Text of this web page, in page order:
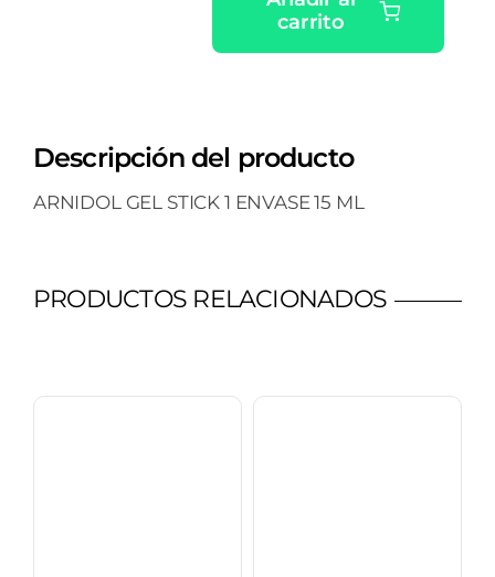
ENVASE
carrito
Descripción del producto
ARNIDOL GEL STICK 1 ENVASE 15 ML
PRODUCTOS RELACIONADOS